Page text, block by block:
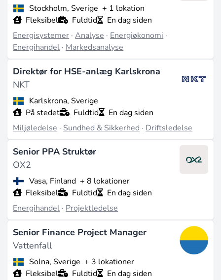
Stockholm, Sverige + 1 lokation
Fleksibel
Fuldtid
En dag siden
Energisystemer ·Analyse · Energiøkonomi ·
Energihandel · Markedsanalyse
Direktør for HSE-anlæg Karlskrona
NKT
Karlskrona, Sverige
På stedet
Fuldtid
En dag siden
Miljøledelse · Sundhed & Sikkerhed · Driftsledelse
Senior PPA Struktør
OX2
Vasa, Finland + 8 lokationer
Fleksibel
Fuldtid
En dag siden
Energihandel·Projektledelse
Senior Finance Project Manager
Vattenfall
Solna, Sverige + 3 lokationer
Fleksibel
Fuldtid En dag siden